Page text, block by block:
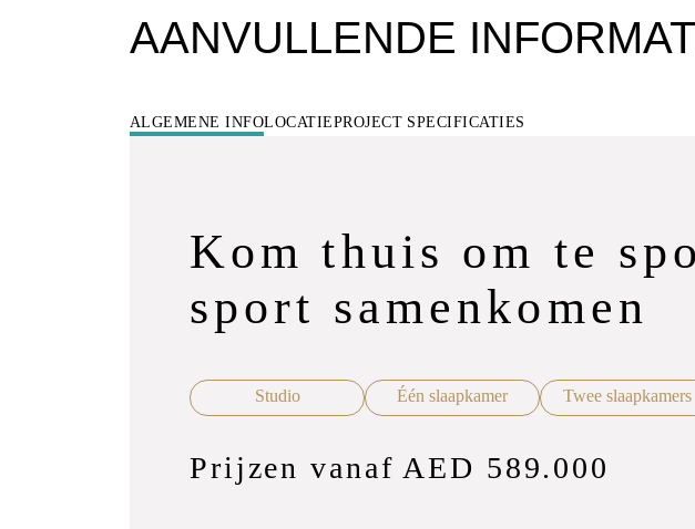
AANVULLENDE
ALGEMENE INFOLOCATIEPROJECT SPECIFICATIES
Kom thuis om te
sport samenkomen
Studio Één slaapkamer Twee slaapkamers
Prijzen vanaf AED 589.000